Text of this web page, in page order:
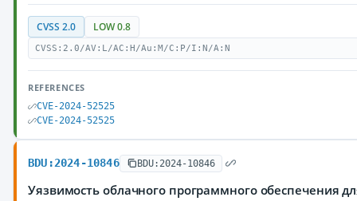
CVSS 2.0 LOW 0.8
CVSS:2.0/AV:L/AC:H/Au:M/C:P/I:N/A:N
REFERENCES
CVE-2024-52525
CVE-2024-52525
BDU:2024-10846 BDU:2024-10846
Уязвимость облачного программного обеспечения